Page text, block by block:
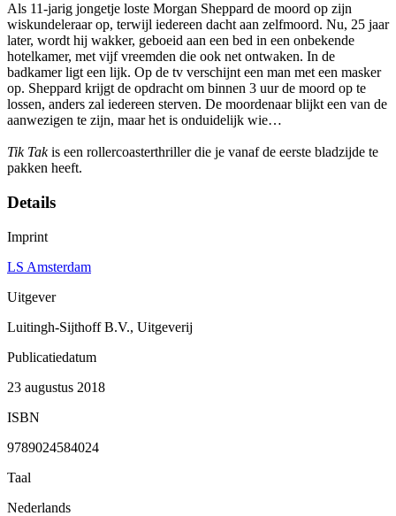
Als 11-jarig jongetje loste Morgan Sheppard de moord op zijn
wiskundeleraar op, terwijl iedereen dacht aan zelfmoord. Nu, 25 jaar
later, wordt hij wakker, geboeid aan een bed in een onbekende
hotelkamer, met vijf vreemden die ook net ontwaken. In de
badkamer ligt een lijk. Op de tv verschijnt een man met een masker
op. Sheppard krijgt de opdracht om binnen 3 uur de moord op te
lossen, anders zal iedereen sterven. De moordenaar blijkt een van de
aanwezigen te zijn, maar het is onduidelijk wie…
Tik Takis een rollercoasterthriller die je vanaf de eerste bladzijde te
pakken heeft.
Details
Imprint
LS Amsterdam
Uitgever
Luitingh-Sijthoff B.V., Uitgeverij
Publicatiedatum
23 augustus 2018
ISBN
9789024584024
Taal
Nederlands